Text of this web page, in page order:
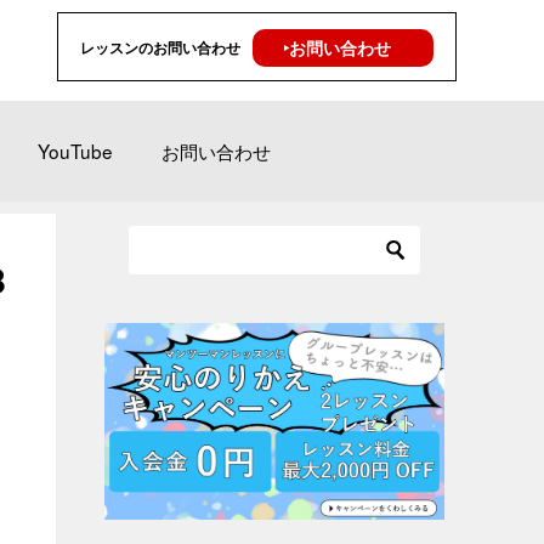
レッスンのお問い合わせ ‣お問い合わせ
YouTube お問い合わせ